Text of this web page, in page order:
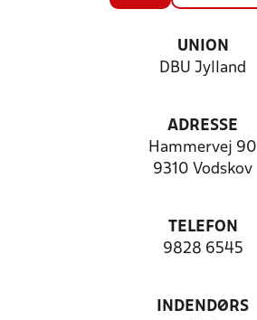
UNION
DBU Jylland
ADRESSE
Hammervej 90
9310 Vodskov
TELEFON
9828 6545
INDENDØRS